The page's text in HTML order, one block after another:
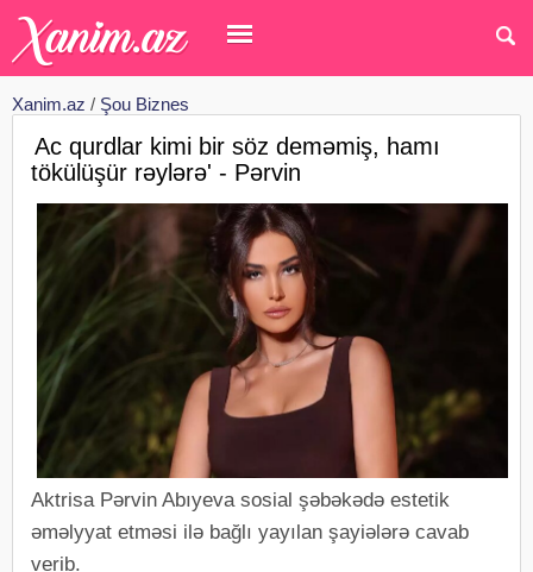
Xanim.az / Şou Biznes
Ac qurdlar kimi bir söz deməmiş, hamı
tökülüşür rəylərə' - Pərvin
Aktrisa Pərvin Abıyeva sosial şəbəkədə estetik
əməlyyat etməsi ilə bağlı yayılan şayiələrə cavab
verib.